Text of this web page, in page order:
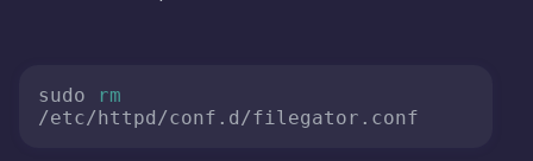
sudo
rm
/etc/httpd/conf.d/filegator.conf